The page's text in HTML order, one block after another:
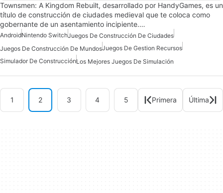
Townsmen: A Kingdom Rebuilt, desarrollado por HandyGames, es un
título de construcción de ciudades medieval que te coloca como
gobernante de un asentamiento incipiente.…
AndroidNintendo SwitchJuegos De Construcción De Ciudades
Juegos De Construcción De MundosJuegos De Gestion Recursos
Simulador De ConstrucciónLos Mejores Juegos De Simulación
1 2 3 4 5 Primera Última